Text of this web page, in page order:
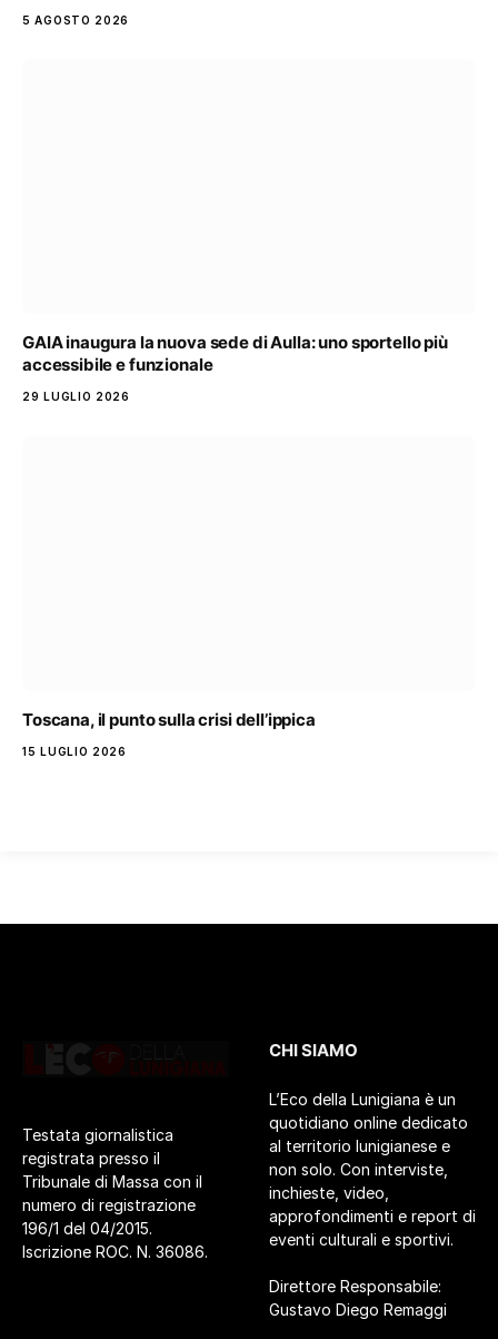
5 AGOSTO 2026
GAIA inaugura la nuova sede di Aulla: uno sportello più
accessibile e funzionale
29 LUGLIO 2026
Toscana, il punto sulla crisi dell’ippica
15 LUGLIO 2026
Testata giornalistica
registrata presso il
Tribunale di Massa con il
numero di registrazione
196/1 del 04/2015.
Iscrizione ROC. N. 36086.
CHI SIAMO
L’Eco della Lunigiana è un
quotidiano online dedicato
al territorio lunigianese e
non solo. Con interviste,
inchieste, video,
approfondimenti e report di
eventi culturali e sportivi.
Direttore Responsabile:
Gustavo Diego Remaggi